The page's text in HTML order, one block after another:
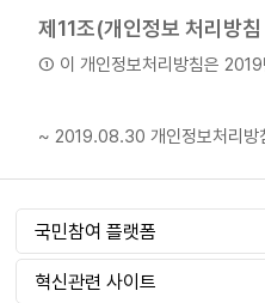
제11조(개인정보 처리방
① 이 개인정보처리방침은
~ 2019.08.30 개인정보처리방